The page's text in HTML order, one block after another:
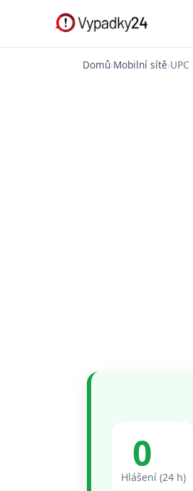
Domů›Mobilní sítě›UPC
0
Hlášení (24 h)